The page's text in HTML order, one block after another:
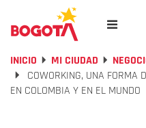
INICIO MI CIUDAD
COWORKING, UNA FORMA
EN COLOMBIA Y EN EL MUNDO